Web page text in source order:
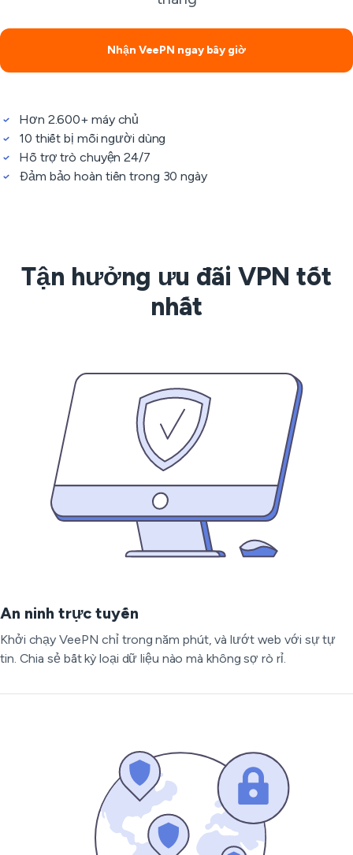
Nhận VeePN ngay bây giờ
Hơn 2.600+ máy chủ
10 thiết bị mỗi người dùng
Hỗ trợ trò chuyện 24/7
Đảm bảo hoàn tiền trong 30 ngày
Tận hưởng ưu đãi VPN tốt
nhất
An ninh trực tuyến
Khởi chạy VeePN chỉ trong năm phút, và lướt web với sự tự
tin. Chia sẻ bất kỳ loại dữ liệu nào mà không sợ rò rỉ.